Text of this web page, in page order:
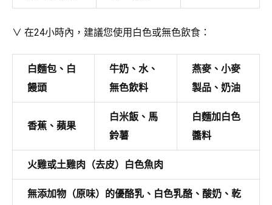
∨ 在24小時內，建議您使用白色或無色飲食：
白麵包、白
饅頭
牛奶、水、
無色飲料
燕麥、小麥
製品、奶油
香蕉、蘋果
白米飯、馬
鈴薯
白麵加白色
醬料
火雞或土雞肉（去皮）白色魚肉
無添加物（原味）的優酪乳、白色乳酪、酸奶、乾